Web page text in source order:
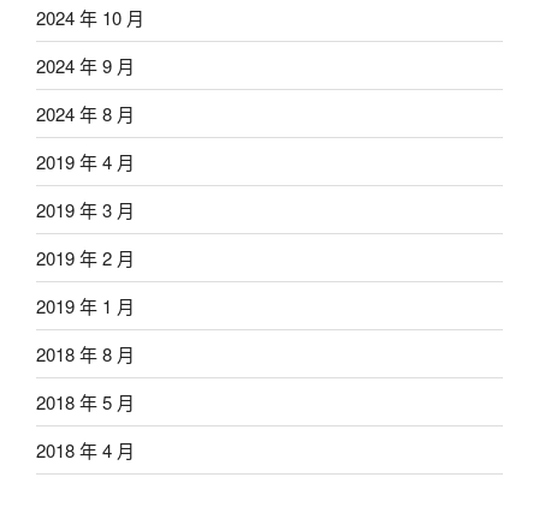
2024 年 10 月
2024 年 9 月
2024 年 8 月
2019 年 4 月
2019 年 3 月
2019 年 2 月
2019 年 1 月
2018 年 8 月
2018 年 5 月
2018 年 4 月